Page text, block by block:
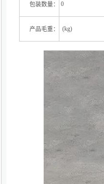
包装数量： 0
产品毛重： (kg)